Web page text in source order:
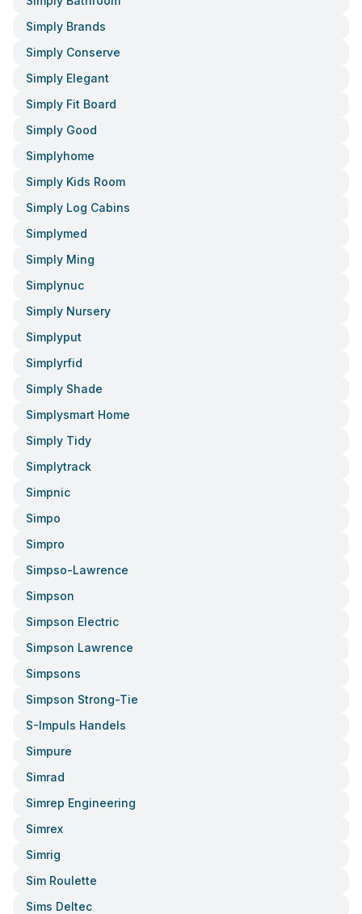
Simply Brands
Simply Conserve
Simply Elegant
Simply Fit Board
Simply Good
Simplyhome
Simply Kids Room
Simply Log Cabins
Simplymed
Simply Ming
Simplynuc
Simply Nursery
Simplyput
Simplyrfid
Simply Shade
Simplysmart Home
Simply Tidy
Simplytrack
Simpnic
Simpo
Simpro
Simpso-Lawrence
Simpson
Simpson Electric
Simpson Lawrence
Simpsons
Simpson Strong-Tie
S-Impuls Handels
Simpure
Simrad
Simrep Engineering
Simrex
Simrig
Sim Roulette
Sims Deltec